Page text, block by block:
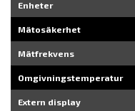
Enheter
Mätosäkerhet
Mätfrekvens
Omgivningstemperatur
Extern display